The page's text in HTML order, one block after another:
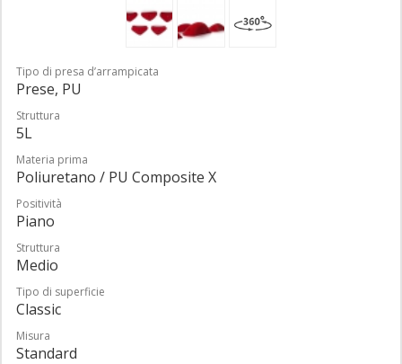
Tipo di presa d’arrampicata
Prese, PU
Struttura
5L
Materia prima
Poliuretano / PU Composite X
Positività
Piano
Struttura
Medio
Tipo di superficie
Classic
Misura
Standard